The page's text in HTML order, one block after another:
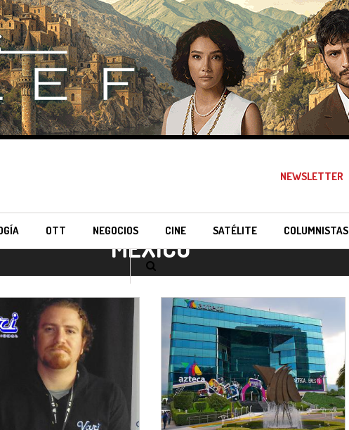
NEWSLETTER
OTT NEGOCIOS CINE SATÉLITE COLUMNISTAS
MÉXICO